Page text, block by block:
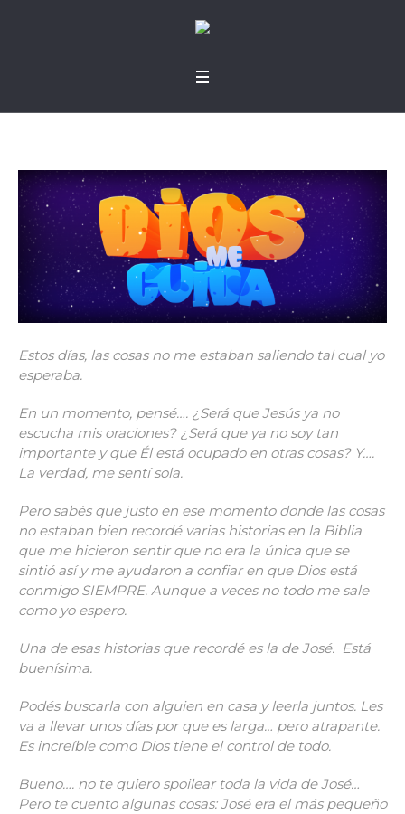
Estos días, las cosas no me estaban saliendo tal cual yo
esperaba.
En un momento, pensé…. ¿Será que Jesús ya no
escucha mis oraciones? ¿Será que ya no soy tan
importante y que Él está ocupado en otras cosas? Y….
La verdad, me sentí sola.
Pero sabés que justo en ese momento donde las cosas
no estaban bien recordé varias historias en la Biblia
que me hicieron sentir que no era la única que se
sintió así y me ayudaron a confiar en que Dios está
conmigo SIEMPRE. Aunque a veces no todo me sale
como yo espero.
Una de esas historias que recordé es la de José. Está
buenísima.
Podés buscarla con alguien en casa y leerla juntos. Les
va a llevar unos días por que es larga… pero atrapante.
Es increíble como Dios tiene el control de todo.
Bueno…. no te quiero spoilear toda la vida de José…
Pero te cuento algunas cosas: José era el más pequeño